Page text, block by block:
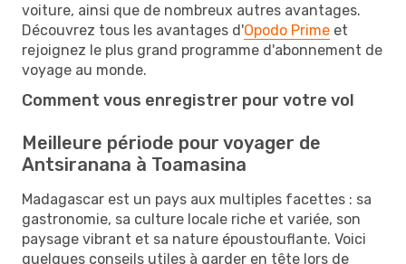
voiture, ainsi que de nombreux autres avantages.
Découvrez tous les avantages d'Opodo Prime et
rejoignez le plus grand programme d'abonnement de
voyage au monde.
Comment vous enregistrer pour votre vol
Meilleure période pour voyager de
Antsiranana à Toamasina
Madagascar est un pays aux multiples facettes : sa
gastronomie, sa culture locale riche et variée, son
paysage vibrant et sa nature époustouflante. Voici
quelques conseils utiles à garder en tête lors de